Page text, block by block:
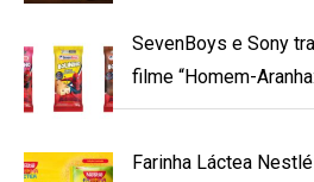
SevenBoys e Sony
filme “Homem-
Farinha Láctea